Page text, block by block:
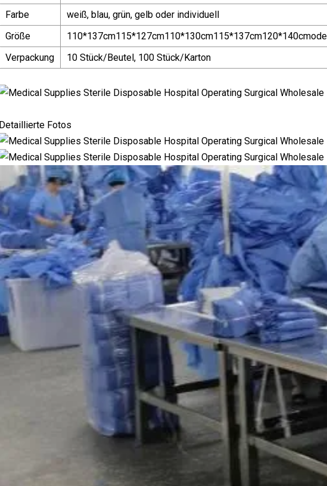
Farbe
weiß, blau, grün, gelb oder individuell
Größe
Verpackung
10 Stück/Beutel, 100 Stück/Karton
Detaillierte Fotos